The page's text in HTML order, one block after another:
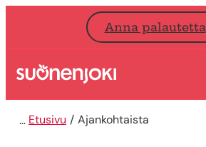
Siirry sisältöön
Anna palautetta
Etusivu
Etusivu Ajankohtaista